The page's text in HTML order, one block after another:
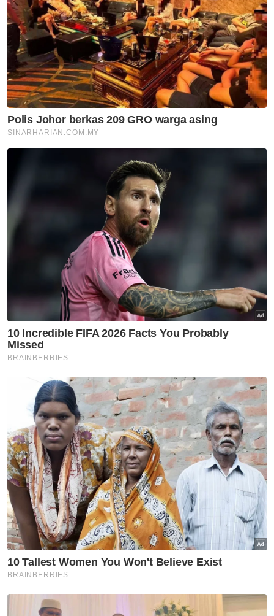
bantuan bot, feri tersebut telah ditolak ke
dok semasa air pasang.
"Ia bagi membolehkannya disandarkan di jeti
dengan stabil. Hal ini boleh dikatakan, feri itu
kini sudah berada di luar daripada situasi
berbahaya," katanya.
Sebelum ini, kebocoran pada bahagian
ruangan enjin merupakan punca sebuah feri
ikonik yang sedang dalam proses
pengubahsuaian berada dalam keadaan
senget dan hampir tenggelam.
Feri yang bernama Feri Pulau Pinang itu
sedang diubahsuai untuk dijadikan Muzium
Feri Pulau Pinang
Feri tersebut didapati berada dalam keadaan
senget sejak 6 Oktober lalu ketika berada di
Dermaga South Inner Swettenham Pier
Cruise Terminal (SPCT).
Muat turun aplikasi Sinar Harian.Klik di sini!
Projek Muzium Feri
Feri Konik
Kontraktor
Tarik Diri